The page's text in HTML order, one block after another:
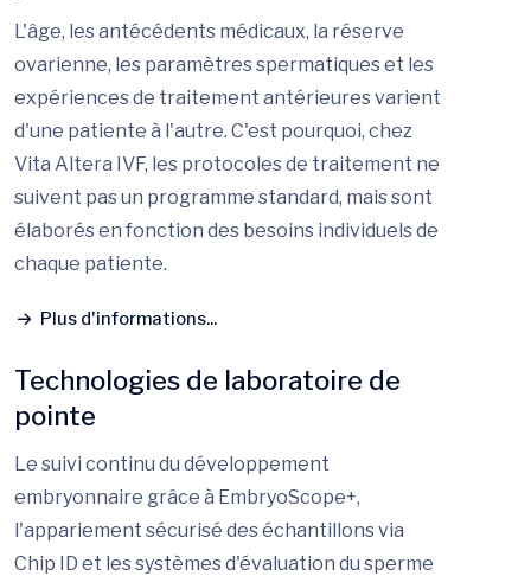
L'âge, les antécédents médicaux, la réserve
ovarienne, les paramètres spermatiques et les
expériences de traitement antérieures varient
d'une patiente à l'autre. C'est pourquoi, chez
Vita Altera IVF, les protocoles de traitement ne
suivent pas un programme standard, mais sont
élaborés en fonction des besoins individuels de
chaque patiente.
Plus d'informations...
Technologies de laboratoire de
pointe
Le suivi continu du développement
embryonnaire grâce à EmbryoScope+,
l'appariement sécurisé des échantillons via
Chip ID et les systèmes d'évaluation du sperme